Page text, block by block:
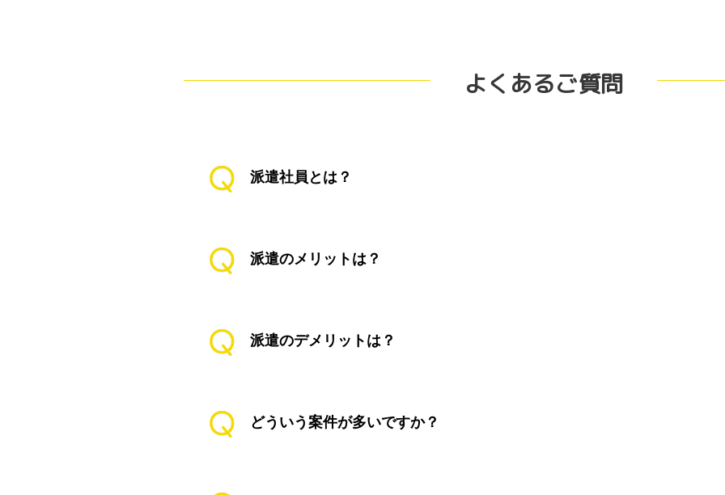
よくあるご質問
派遣社員とは？
派遣のメリットは？
派遣のデメリットは？
どういう案件が多いですか？